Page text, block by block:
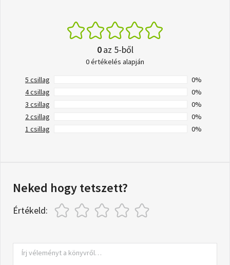
0az 5-ből
0 értékelés alapján
5 csillag
0%
4 csillag
0%
3 csillag
0%
2 csillag
0%
1 csillag
0%
Neked hogy tetszett?
Értékeld: